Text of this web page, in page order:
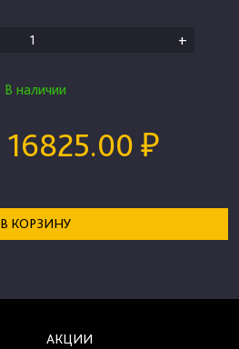
+
В наличии
16825.00 ₽
В КОРЗИНУ
АКЦИИ